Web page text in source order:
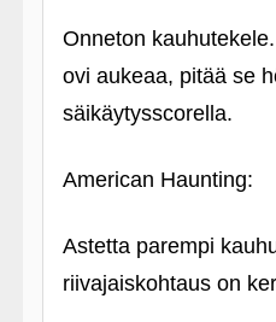
Onneton
ovi aukeaa, pitää se
säikäytysscorella.
American Haunting:
Astetta parempi
riivajaiskohtaus on